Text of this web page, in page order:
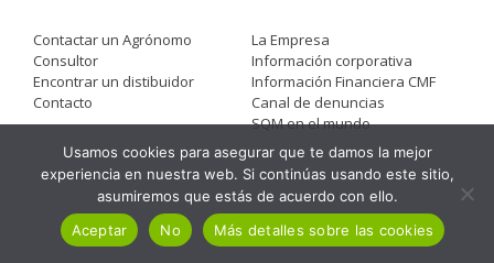
Contactar un Agrónomo
Consultor
Encontrar un distibuidor
Contacto
La Empresa
Información corporativa
Información Financiera CMF
Canal de denuncias
SQM en el mundo
Usamos cookies para asegurar que te damos la mejor
experiencia en nuestra web. Si continúas usando este sitio,
asumiremos que estás de acuerdo con ello.
Aceptar
No Más detalles sobre las cookies